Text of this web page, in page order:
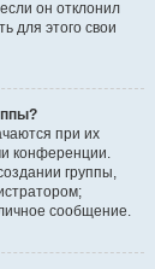
он отклонил
для этого свои
при их
конференции.
группы,
сообщение.